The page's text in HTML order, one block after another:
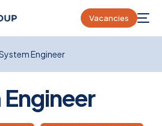
Vacancies
Engineer